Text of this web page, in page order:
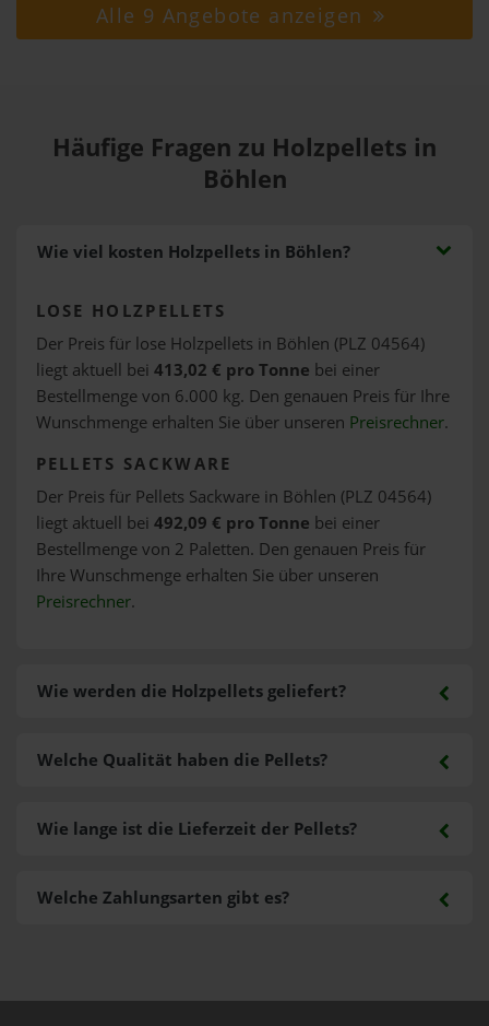
Alle 9 Angebote anzeigen
Häufige Fragen zu Holzpellets in
Böhlen
Wie viel kosten Holzpellets in Böhlen?
LOSE HOLZPELLETS
Der Preis für lose Holzpellets in Böhlen (PLZ 04564)
liegt aktuell bei 413,02 € pro Tonne bei einer
Bestellmenge von 6.000 kg. Den genauen Preis für Ihre
Wunschmenge erhalten Sie über unseren Preisrechner.
PELLETS SACKWARE
Der Preis für Pellets Sackware in Böhlen (PLZ 04564)
liegt aktuell bei 492,09 € pro Tonne bei einer
Bestellmenge von 2 Paletten. Den genauen Preis für
Ihre Wunschmenge erhalten Sie über unseren
Preisrechner.
Wie werden die Holzpellets geliefert?
Welche Zahlungsarten gibt es?
Welche Qualität haben die Pellets?
Wie lange ist die Lieferzeit der Pellets?